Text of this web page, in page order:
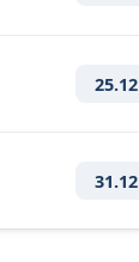
25.12
31.12